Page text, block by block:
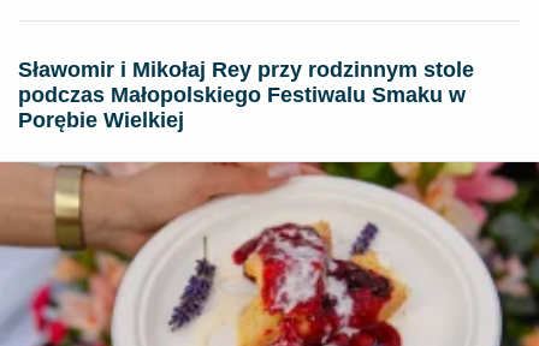
Sławomir i Mikołaj Rey przy rodzinnym stole
podczas Małopolskiego Festiwalu Smaku w
Porębie Wielkiej